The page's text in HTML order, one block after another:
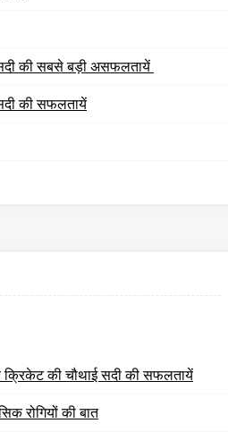
की सबसे बड़ी असफलतायें
की सफलतायें
क्रिकेट की चौथाई सदी की सफलतायें
रोगियों की बात